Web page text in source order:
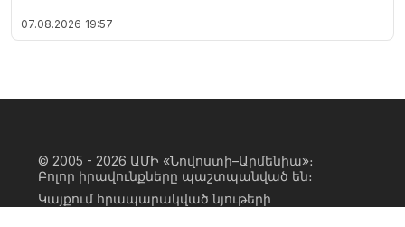
07.08.2026 19:57
© 2005 - 2026 ԱՄԻ «Նովոստի–Արմենիա»։
Բոլոր իրավունքները պաշտպանված են։
Կայքում հրապարակված նյութերի